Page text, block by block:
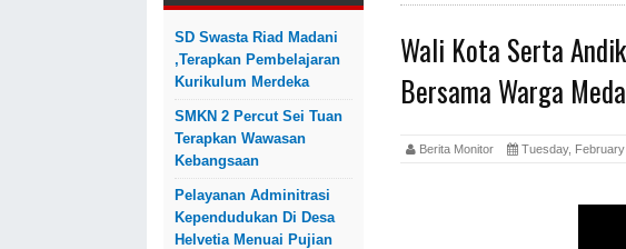
SD Swasta Riad Madani
,Terapkan Pembelajaran
Kurikulum Merdeka
SMKN 2 Percut Sei Tuan
Terapkan Wawasan
Kebangsaan
Pelayanan Adminitrasi
Kependudukan Di Desa
Helvetia Menuai Pujian
Wali Kota Serta
Bersama Warga
Berita Monitor Tuesday,